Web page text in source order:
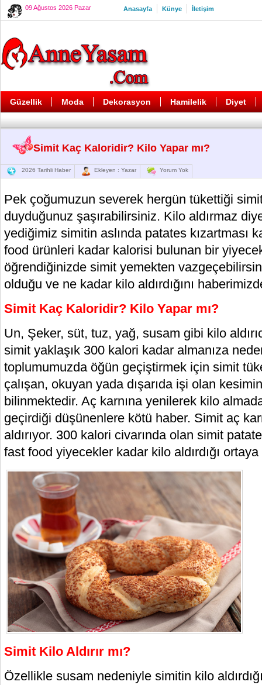
09 Ağustos 2026 Pazar Anasayfa Künye İletişim
Güzellik Moda Dekorasyon Hamilelik Diyet
Simit Kaç Kaloridir? Kilo Yapar mı?
2026 Tarihli Haber Ekleyen : Yazar Yorum Yok
Pek çoğumuzun severek hergün tükettiği
duyduğunuz şaşırabilirsiniz. Kilo aldırmaz
yediğimiz simitin aslında patates kızartması
food ürünleri kadar kalorisi bulunan bir
öğrendiğinizde simit yemekten
olduğu ve ne kadar kilo aldırdığını
Simit Kaç Kaloridir? Kilo Yapar mı?
Un, Şeker, süt, tuz, yağ, susam gibi kilo
simit yaklaşık 300 kalori kadar almanıza
toplumumuzda öğün geçiştirmek için simit
çalışan, okuyan yada dışarıda işi olan
bilinmektedir. Aç karnına yenilerek kilo
geçirdiği düşünenlere kötü haber. Simit aç
aldırıyor. 300 kalori civarında olan simit
fast food yiyecekler kadar kilo aldırdığı ortaya
Simit Kilo Aldırır mı?
Özellikle susam nedeniyle simitin kilo